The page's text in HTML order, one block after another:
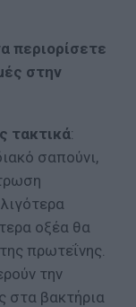
περιορίσετε
στην
τακτικά:
σαπούνι,
οξέα θα
πρωτεΐνης.
την
στα βακτήρια